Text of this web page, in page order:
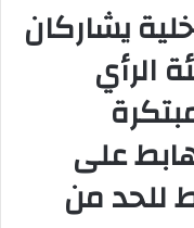
يشاركان
الرأي
على
للحد من